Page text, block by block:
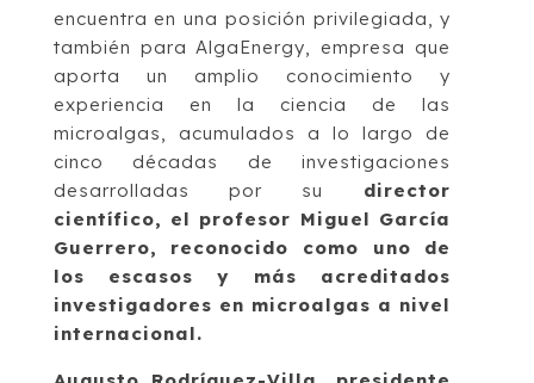
encuentra en una posición privilegiada, y
también para AlgaEnergy, empresa que
aporta un amplio conocimiento y
experiencia en la ciencia de las
microalgas, acumulados a lo largo de
cinco décadas de investigaciones
desarrolladas por su
director
científico, el profesor Miguel García
Guerrero, reconocido como uno de
los escasos y más acreditados
investigadores en microalgas a nivel
internacional.